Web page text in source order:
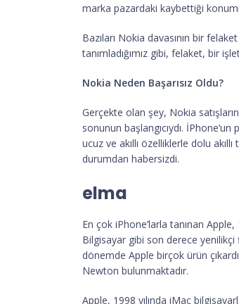
marka pazardaki kaybettiği
Bazıları Nokia davasının bir
tanımladığımız gibi, felaket, bir
Nokia Neden Başarısız Oldu?
Gerçekte olan şey, Nokia
sonunun başlangıcıydı.
ucuz ve akıllı özelliklerle dolu
durumdan habersizdi.
elma
En çok iPhone’larla tanınan
Bilgisayar gibi son derece yenilikçi
dönemde Apple birçok ürün
Newton bulunmaktadır.
Apple, 1998 yılında iMac